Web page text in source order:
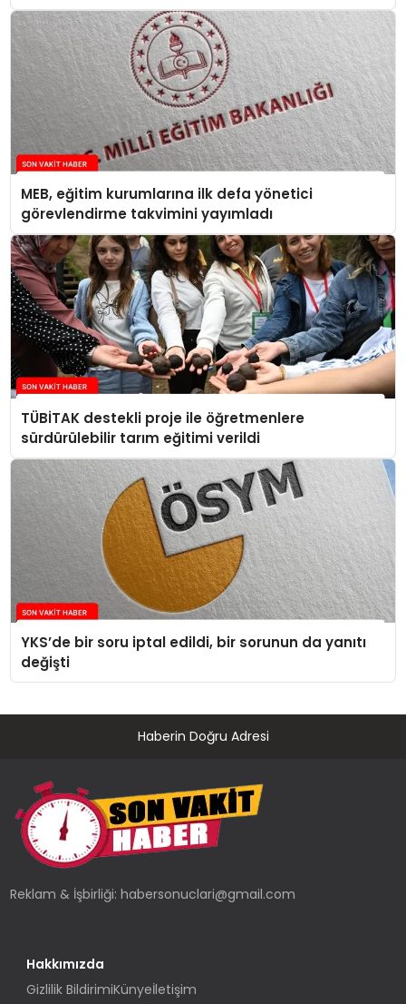
MEB, eğitim kurumlarına ilk defa yönetici
görevlendirme takvimini yayımladı
TÜBİTAK destekli proje ile öğretmenlere
sürdürülebilir tarım eğitimi verildi
YKS’de bir soru iptal edildi, bir sorunun da yanıtı
değişti
Haberin Doğru Adresi
Reklam & İşbirliği:habersonuclari@gmail.com
Hakkımızda
Gizlilik BildirimiKünyeİletişim